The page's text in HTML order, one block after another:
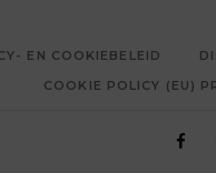
EN COOKIEBELEID
COOKIE POLICY (EU)